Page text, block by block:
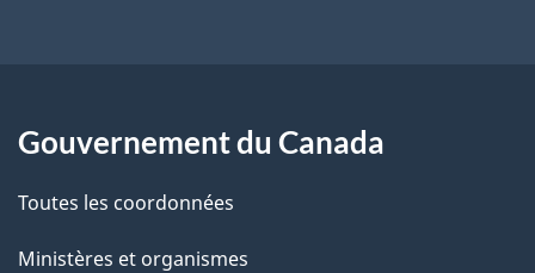
Gouvernement du Canada
Toutes les coordonnées
Ministères et organismes